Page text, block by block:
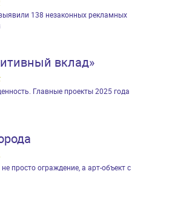
138 незаконных рекламных
вклад»
Главные проекты 2025 года
просто ограждение, а арт-объект с